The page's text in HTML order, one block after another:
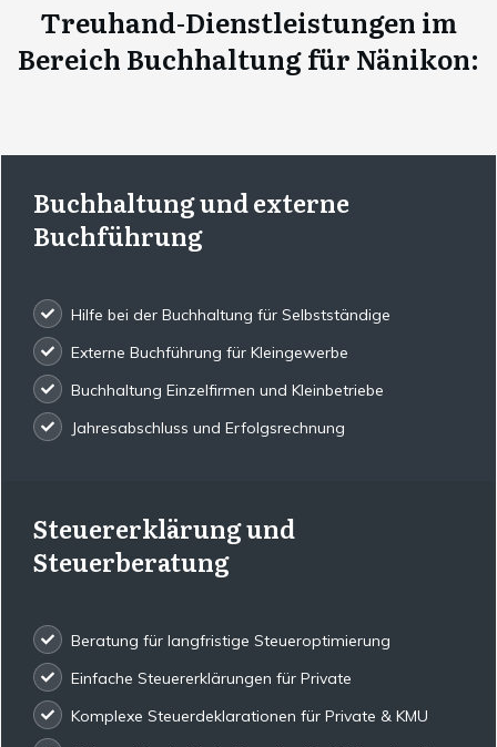
Treuhand-Dienstleistungen im
Bereich Buchhaltung für Nänikon:
Buchhaltung und externe
Buchführung
Hilfe bei der Buchhaltung für Selbstständige
Externe Buchführung für Kleingewerbe
Buchhaltung Einzelfirmen und Kleinbetriebe
Jahresabschluss und Erfolgsrechnung
Steuererklärung und
Steuerberatung
Beratung für langfristige Steueroptimierung
Einfache Steuererklärungen für Private
Komplexe Steuerdeklarationen für Private & KMU